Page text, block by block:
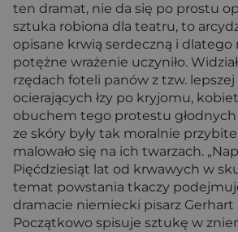
ten dramat, nie da się po prostu
sztuka robiona dla teatru, to
opisane krwią serdeczną i dlatego
potężne wrażenie uczyniło.
rzędach foteli panów z tzw. lepszej
ocierających łzy po kryjomu,
obuchem tego protestu
ze skóry były tak moralnie
malowało się na ich twarzach.
Pięćdziesiąt lat od krwawych w
temat powstania tkaczy
dramacie niemiecki pisarz
Początkowo spisuje sztukę w